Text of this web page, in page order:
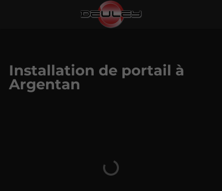
Installation de portail à
Argentan